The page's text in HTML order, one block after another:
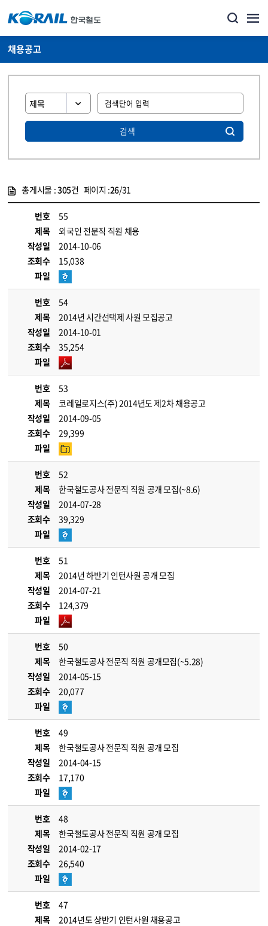
채용공고
검색
총게시물 :305건 페이지 :26/31
번호
55
제목
외국인 전문직 직원 채용
작성일
2014-10-06
조회수
15,038
파일
번호
54
제목
2014년 시간선택제 사원 모집공고
작성일
2014-10-01
조회수
35,254
파일
번호
53
제목
코레일로지스(주) 2014년도 제2차 채용공고
작성일
2014-09-05
조회수
29,399
파일
번호
52
제목
한국철도공사 전문직 직원 공개 모집(~8.6)
작성일
2014-07-28
조회수
39,329
파일
번호
51
제목
2014년 하반기 인턴사원 공개 모집
작성일
2014-07-21
조회수
124,379
파일
번호
50
제목
한국철도공사 전문직 직원 공개모집(~5.28)
작성일
2014-05-15
조회수
20,077
파일
번호
49
제목
한국철도공사 전문직 직원 공개 모집
작성일
2014-04-15
조회수
17,170
파일
번호
48
제목
한국철도공사 전문직 직원 공개 모집
작성일
2014-02-17
조회수
26,540
파일
번호
47
제목
2014년도 상반기 인턴사원 채용공고